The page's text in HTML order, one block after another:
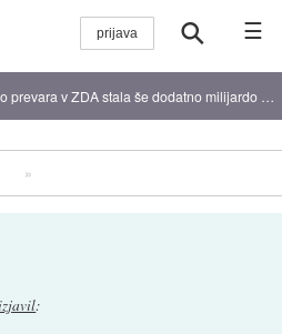
☰
v ZDA stala še dodatno milijardo dolarjev
»
: